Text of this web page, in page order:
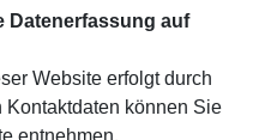
Datenerfassung auf
Website erfolgt durch
Kontaktdaten können Sie
entnehmen.